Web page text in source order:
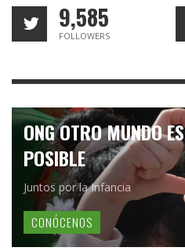
9,585
FOLLOWERS
ONG OTRO MUNDO ES
POSIBLE
Juntos por la Infancia
CONÓCENOS